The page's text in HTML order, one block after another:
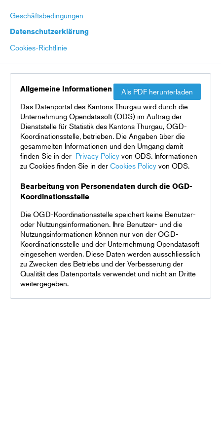
Geschäftsbedingungen
Datenschutzerklärung
Cookies-Richtlinie
Als PDF herunterladen
Allgemeine Informationen
Das Datenportal des Kantons Thurgau wird durch die
Unternehmung Opendatasoft (ODS) im Auftrag der
Dienststelle für Statistik des Kantons Thurgau, OGD-
Koordinationsstelle, betrieben. Die Angaben über die
gesammelten Informationen und den Umgang damit
finden Sie in der Privacy Policy von ODS. Informationen
zu Cookies finden Sie in der Cookies Policy von ODS.
Bearbeitung von Personendaten durch die OGD-
Koordinationsstelle
Die OGD-Koordinationsstelle speichert keine Benutzer-
oder Nutzungsinformationen. Ihre Benutzer- und die
Nutzungsinformationen können nur von der OGD-
Koordinationsstelle und der Unternehmung Opendatasoft
eingesehen werden. Diese Daten werden ausschliesslich
zu Zwecken des Betriebs und der Verbesserung der
Qualität des Datenportals verwendet und nicht an Dritte
weitergegeben.